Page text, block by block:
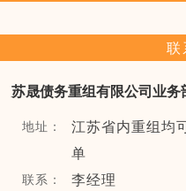
联
苏晟债务重组有限公司业务
地址：
江苏省内重组均
单
联系： 李经理